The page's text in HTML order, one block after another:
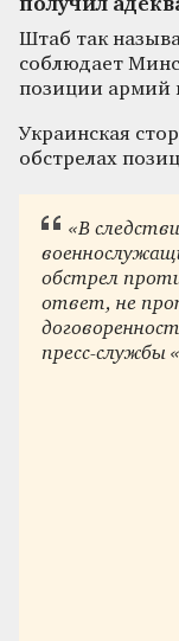
получил
Штаб так
соблюдает
позиции армий
Украинская
обстрелах
«В
обстрел
ответ, не
пресс-службы